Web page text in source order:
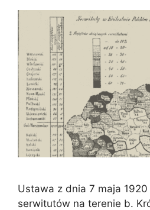
Ustawa z dnia 7 maja
serwitutów na terenie b.